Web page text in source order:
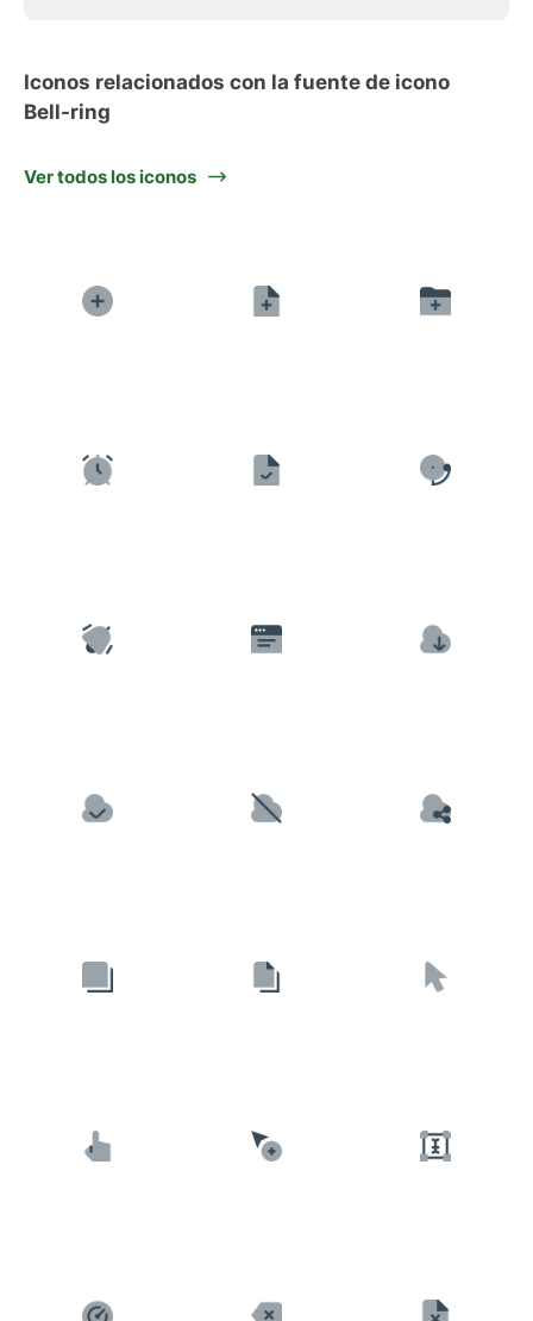
Iconos relacionados con la fuente de icono
Bell-ring
Ver todos los iconos